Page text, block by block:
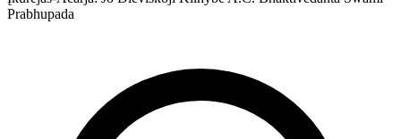
Prabhupada